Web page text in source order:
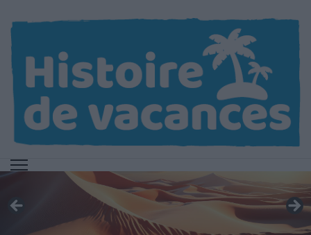
contenu
(Pressez
Entrée)